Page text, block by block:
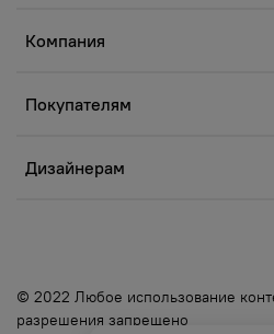
Компания
Покупателям
Дизайнерам
© 2022 Любое использование
разрешения запрещено